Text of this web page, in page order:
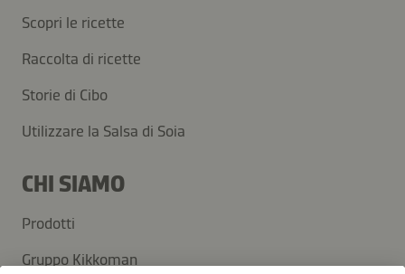
Scopri le ricette
Raccolta di ricette
Storie di Cibo
Utilizzare la Salsa di Soia
CHI SIAMO
Prodotti
Gruppo Kikkoman